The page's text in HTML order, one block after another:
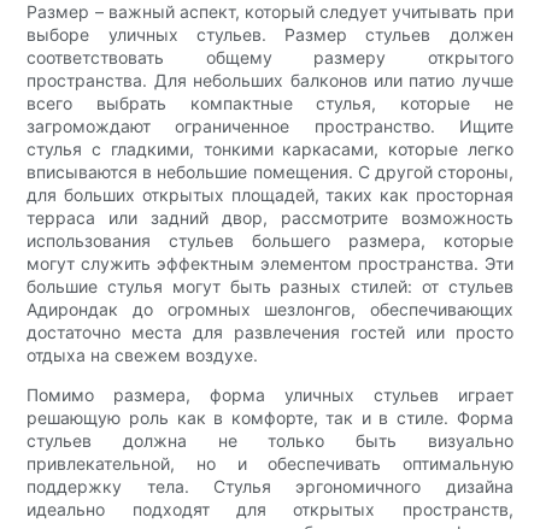
Размер – важный аспект, который следует учитывать при
выборе уличных стульев. Размер стульев должен
соответствовать общему размеру открытого
пространства. Для небольших балконов или патио лучше
всего выбрать компактные стулья, которые не
загромождают ограниченное пространство. Ищите
стулья с гладкими, тонкими каркасами, которые легко
вписываются в небольшие помещения. С другой стороны,
для больших открытых площадей, таких как просторная
терраса или задний двор, рассмотрите возможность
использования стульев большего размера, которые
могут служить эффектным элементом пространства. Эти
большие стулья могут быть разных стилей: от стульев
Адирондак до огромных шезлонгов, обеспечивающих
достаточно места для развлечения гостей или просто
отдыха на свежем воздухе.
Помимо размера, форма уличных стульев играет
решающую роль как в комфорте, так и в стиле. Форма
стульев должна не только быть визуально
привлекательной, но и обеспечивать оптимальную
поддержку тела. Стулья эргономичного дизайна
идеально подходят для открытых пространств,